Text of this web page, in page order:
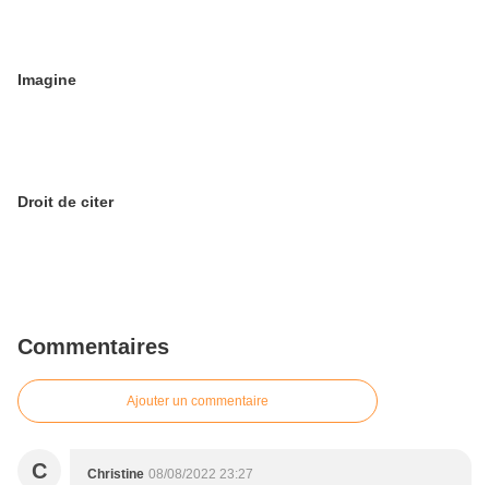
Imagine
Droit de citer
Commentaires
Ajouter un commentaire
C Christine 08/08/2022 23:27